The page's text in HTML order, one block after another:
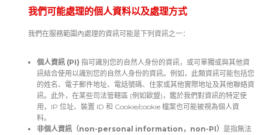
我們可能處理的個人資料以及處理方式
我們在服務範圍內處理的資訊可能是下列資訊之一：
個人資訊 (PI) 指可識別您的自然人身份的資訊，或可單獨或與其他資
訊結合使用以識別您的自然人身份的資訊。例如，此類資訊可能包括您
的姓名、電子郵件地址、電話號碼、住家或其他實際地址及其他聯絡資
訊。此外，在某些司法管轄區 (例如歐盟)，鑑於我們對資訊的特定使
用，IP 位址、裝置 ID 和 Cookie/cookie 檔案也可能被視為個人資
料。
非個人資訊（non-personal information，non-PI） 是指無法